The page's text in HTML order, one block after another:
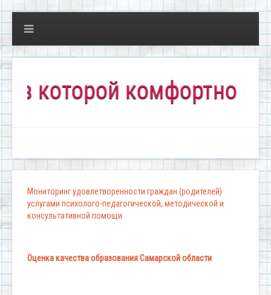
комфортно всем!"
Мониторинг удовлетворенности граждан (родителей)
услугами психолого-педагогической, методической и
консультативной помощи
Оценка качества образования Самарской области